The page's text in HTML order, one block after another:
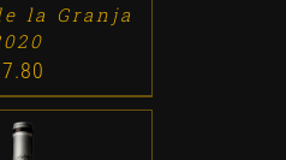
la Granja
7.80